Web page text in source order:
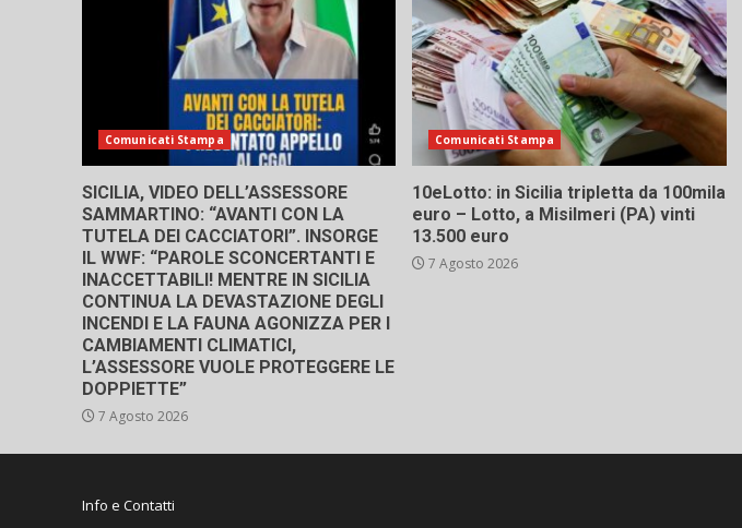
Comunicati Stampa
SICILIA, VIDEO DELL’ASSESSORE
SAMMARTINO: “AVANTI CON LA
TUTELA DEI CACCIATORI”. INSORGE
IL WWF: “PAROLE SCONCERTANTI E
INACCETTABILI! MENTRE IN SICILIA
CONTINUA LA DEVASTAZIONE DEGLI
INCENDI E LA FAUNA AGONIZZA PER I
CAMBIAMENTI CLIMATICI,
L’ASSESSORE VUOLE PROTEGGERE LE
DOPPIETTE”
7 Agosto 2026
Comunicati Stampa
10eLotto: in Sicilia tripletta da 100mila
euro – Lotto, a Misilmeri (PA) vinti
13.500 euro
7 Agosto 2026
Info e Contatti